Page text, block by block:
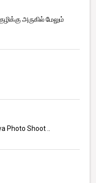
அருகில் மேலும்
Photo Shoot ..